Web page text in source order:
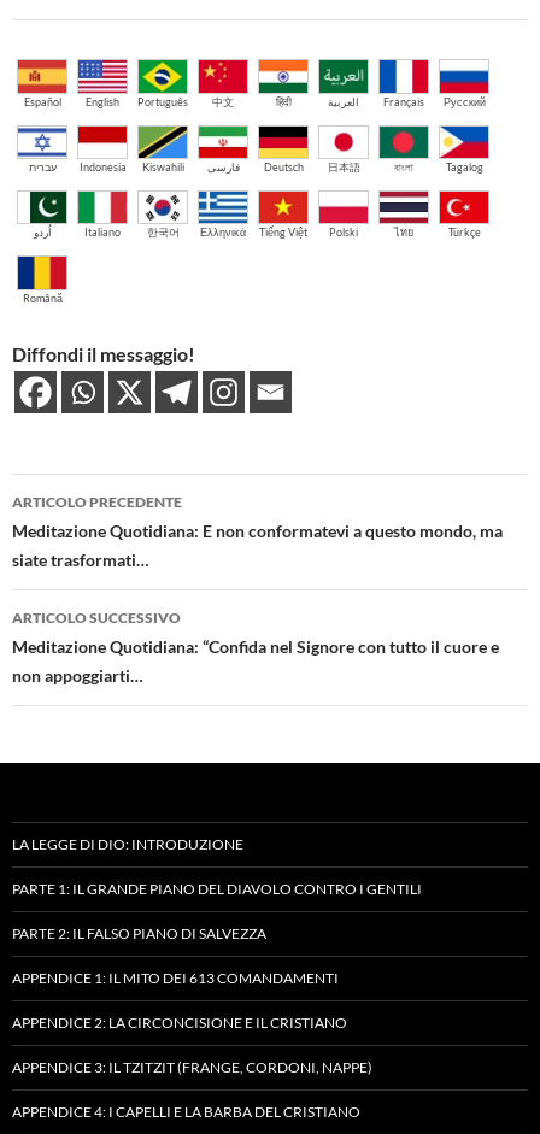
Español English Português 中文 हिंदी العربية Français Русский
עברית Indonesia Kiswahili فارسی Deutsch 日本語 বাংলা Tagalog
اُردو Italiano 한국어 Ελληνικά Tiếng Việt Polski ไทย Türkçe
Română
Diffondi il messaggio!
Navigazione
articolo
ARTICOLO PRECEDENTE
Meditazione Quotidiana: E non conformatevi a questo mondo, ma
siate trasformati…
ARTICOLO SUCCESSIVO
Meditazione Quotidiana: “Confida nel Signore con tutto il cuore e
non appoggiarti…
LA LEGGE DI DIO: INTRODUZIONE
PARTE 1: IL GRANDE PIANO DEL DIAVOLO CONTRO I GENTILI
PARTE 2: IL FALSO PIANO DI SALVEZZA
APPENDICE 1: IL MITO DEI 613 COMANDAMENTI
APPENDICE 2: LA CIRCONCISIONE E IL CRISTIANO
APPENDICE 3: IL TZITZIT (FRANGE, CORDONI, NAPPE)
APPENDICE 4: I CAPELLI E LA BARBA DEL CRISTIANO